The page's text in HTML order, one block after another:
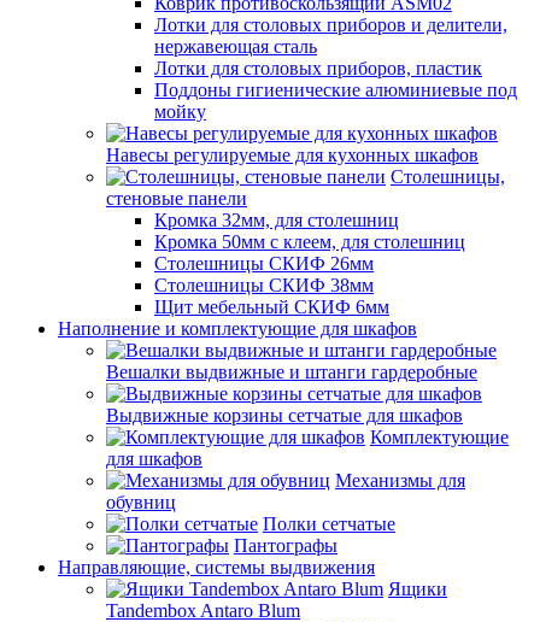
Лотки для столовых приборов и делители,
нержавеющая сталь
Лотки для столовых приборов, пластик
Поддоны гигиенические алюминиевые под
мойку
Навесы регулируемые для кухонных шкафов
Столешницы,
стеновые панели
Кромка 32мм, для столешниц
Кромка 50мм с клеем, для столешниц
Столешницы СКИФ 26мм
Столешницы СКИФ 38мм
Щит мебельный СКИФ 6мм
Наполнение и комплектующие для шкафов
Вешалки выдвижные и штанги гардеробные
Выдвижные корзины сетчатые для шкафов
Комплектующие
для шкафов
Механизмы для
обувниц
Полки сетчатые
Пантографы
Направляющие, системы выдвижения
Ящики
Tandembox Antaro Blum